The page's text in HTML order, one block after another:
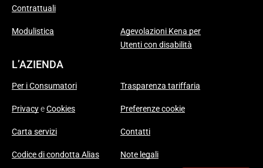
Contrattuali
Modulistica
Agevolazioni Kena per
Utenti con disabilità
L’AZIENDA
Per i Consumatori Trasparenza tariffaria
PrivacyeCookies Preferenze cookie
Carta servizi Contatti
Codice di condotta Alias Note legali